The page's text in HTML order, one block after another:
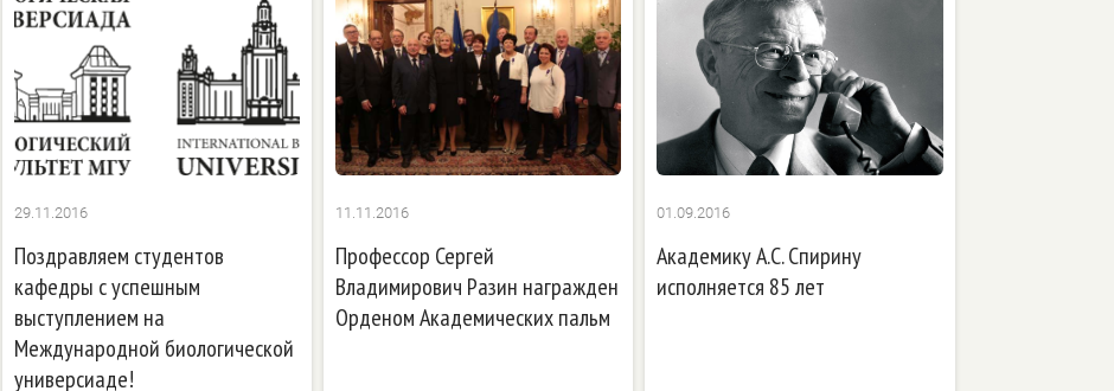
29.11.2016
Поздравляем студентов
кафедры с успешным
выступлением на
Международной биологической
универсиаде!
11.11.2016
Профессор Сергей
Владимирович Разин награжден
Орденом Академических пальм
01.09.2016
Академику А.С. Спирину
исполняется 85 лет